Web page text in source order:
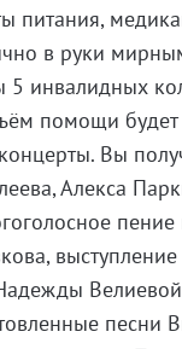
питания,
в руки
инвалидных
помощи будет
Вы
Алекса
песни